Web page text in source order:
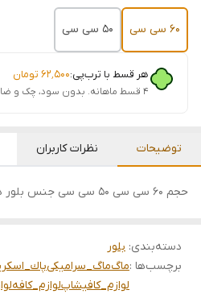
۶۰ سی سی ۵۰ سی سی
هر قسط با ترب‌پی:۶۲٬۵۰۰ تومان
۴ قسط ماهانه. بدون سود، چک و ضامن.
توضیحات نظرات کاربران
حجم ۶۰ سی سی ۵۰ سی سی جنس بلور دست ۶ عددی
دسته‌بندی: بلور
برچسب‌ها :ماگماگ_سرامیکی
لوازم_کافیشاپلوازم_کافه